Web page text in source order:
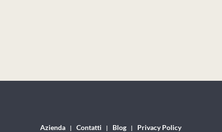
Azienda Contatti Blog
Privacy Policy